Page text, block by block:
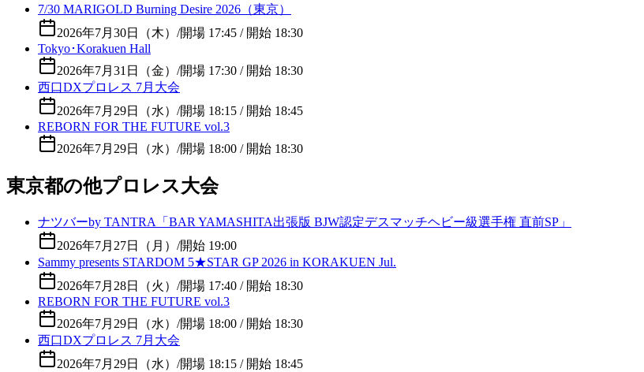
7/30 MARIGOLD Burning Desire 2026（東京）
2026年7月30日（木） /開場 17:45 / 開始 18:30
Tokyo･Korakuen Hall
2026年7月31日（金） /開場 17:30 / 開始 18:30
西口DXプロレス 7月大会
2026年7月29日（水） /開場 18:15 / 開始 18:45
REBORN FOR THE FUTURE vol.3
2026年7月29日（水） /開場 18:00 / 開始 18:30
東京都の他プロレス大会
ナツバーby TANTRA「BAR YAMASHITA出張版 BJW認定デスマッチヘビー級選手権 直前SP」
2026年7月27日（月） /開始 19:00
Sammy presents STARDOM 5★STAR GP 2026 in KORAKUEN Jul.
2026年7月28日（火） /開場 17:40 / 開始 18:30
REBORN FOR THE FUTURE vol.3
2026年7月29日（水） /開場 18:00 / 開始 18:30
西口DXプロレス 7月大会
2026年7月29日（水） /開場 18:15 / 開始 18:45